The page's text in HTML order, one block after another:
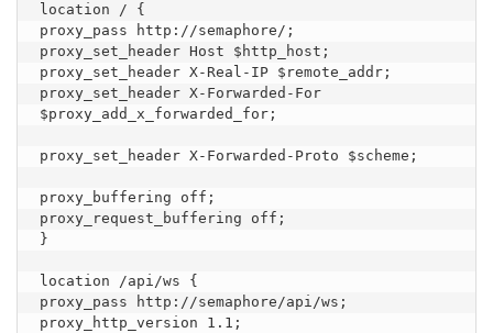
location / {
proxy_pass http://semaphore/;
proxy_set_header Host $http_host;
proxy_set_header X-Real-IP $remote_addr;
proxy_set_header X-Forwarded-For
$proxy_add_x_forwarded_for;
proxy_set_header X-Forwarded-Proto $scheme;
proxy_buffering off;
proxy_request_buffering off;
}
location /api/ws {
proxy_pass http://semaphore/api/ws;
proxy_http_version 1.1;